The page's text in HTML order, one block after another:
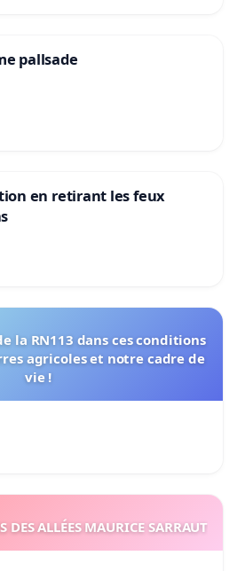
pallsade
en retirant les feux
la RN113 dans ces conditions
agricoles et notre cadre de
vie !
DES ALLÉES MAURICE SARRAUT